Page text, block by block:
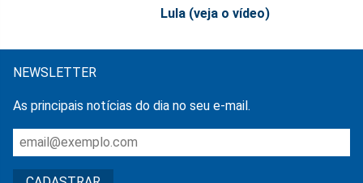
Lula (veja o vídeo)
NEWSLETTER
As principais notícias do dia no seu e-mail.